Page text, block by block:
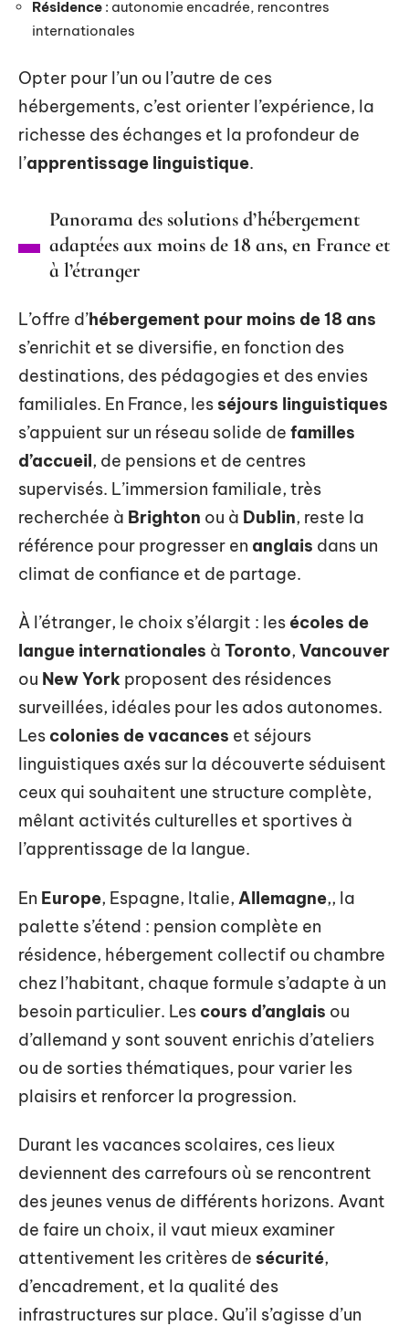
Résidence : autonomie encadrée, rencontres
internationales
Opter pour l’un ou l’autre de ces
hébergements, c’est orienter l’expérience, la
richesse des échanges et la profondeur de
l’apprentissage linguistique.
Panorama des solutions d’hébergement
adaptées aux moins de 18 ans, en France et
à l’étranger
L’offre d’hébergement pour moins de 18 ans
s’enrichit et se diversifie, en fonction des
destinations, des pédagogies et des envies
familiales. En France, les séjours linguistiques
s’appuient sur un réseau solide de familles
d’accueil, de pensions et de centres
supervisés. L’immersion familiale, très
recherchée à Brighton ou à Dublin, reste la
référence pour progresser en anglais dans un
climat de confiance et de partage.
À l’étranger, le choix s’élargit : les écoles de
langue internationales à Toronto, Vancouver
ou New York proposent des résidences
surveillées, idéales pour les ados autonomes.
Les colonies de vacances et séjours
linguistiques axés sur la découverte séduisent
ceux qui souhaitent une structure complète,
mêlant activités culturelles et sportives à
l’apprentissage de la langue.
En Europe, Espagne, Italie, Allemagne,, la
palette s’étend : pension complète en
résidence, hébergement collectif ou chambre
chez l’habitant, chaque formule s’adapte à un
besoin particulier. Les cours d’anglais ou
d’allemand y sont souvent enrichis d’ateliers
ou de sorties thématiques, pour varier les
plaisirs et renforcer la progression.
Durant les vacances scolaires, ces lieux
deviennent des carrefours où se rencontrent
des jeunes venus de différents horizons. Avant
de faire un choix, il vaut mieux examiner
attentivement les critères de sécurité,
d’encadrement, et la qualité des
infrastructures sur place. Qu’il s’agisse d’un